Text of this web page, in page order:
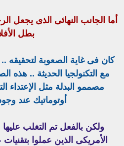
أما الجانب النهائى الذى يجعل
بطل
كان فى غاية الصعوبة لتحقيقه
مع التكنولجيا الحديثة .. هذه
مصممو البدلة مثل الإعتداء
أوتوماتيك عند
ولكن بالفعل تم التغلب
الأمريكى الذين عملوا